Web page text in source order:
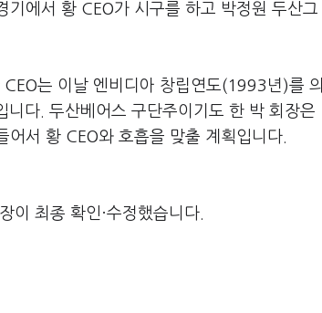
기에서 황 CEO가 시구를 하고 박정원 두산그
CEO는 이날 엔비디아 창립연도(1993 년 )를 의
니다 두산베어스 구단주이기도 한 박 회장은
어서 황 CEO와 호흡을 맞출 계획입니다
이 최종 확인·수정했습니다.